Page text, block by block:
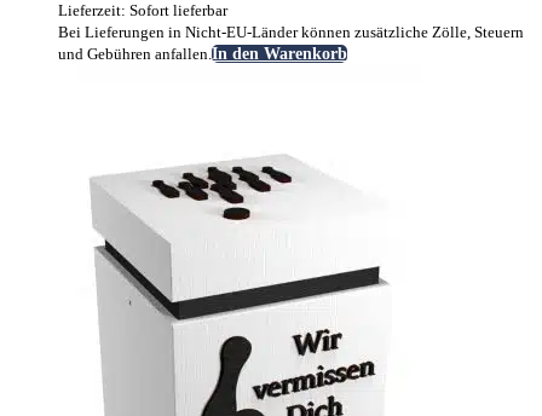
Lieferzeit: Sofort lieferbar
Bei Lieferungen in Nicht-EU-Länder können zusätzliche Zölle, Steuern
und Gebühren anfallen.In den Warenkorb